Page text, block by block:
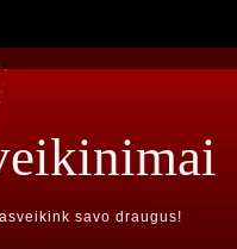
savo draugus!